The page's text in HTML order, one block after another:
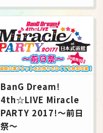
BanG Dream!
4th☆LIVE Miracle
PARTY 2017!～前日
祭～